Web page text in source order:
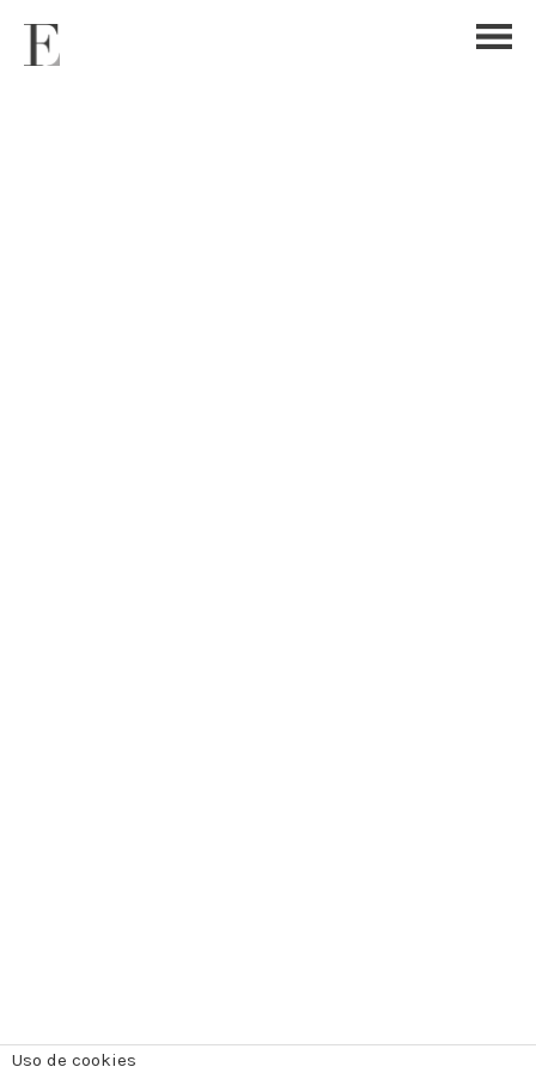
Uso de cookies